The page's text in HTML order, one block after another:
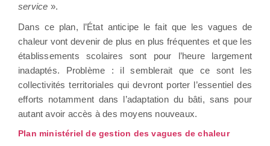
service ».
Dans ce plan, l’État anticipe le fait que les vagues de
chaleur vont devenir de plus en plus fréquentes et que les
établissements scolaires sont pour l’heure largement
inadaptés. Problème : il semblerait que ce sont les
collectivités territoriales qui devront porter l’essentiel des
efforts notamment dans l’adaptation du bâti, sans pour
autant avoir accès à des moyens nouveaux.
Plan ministériel de gestion des vagues de chaleur